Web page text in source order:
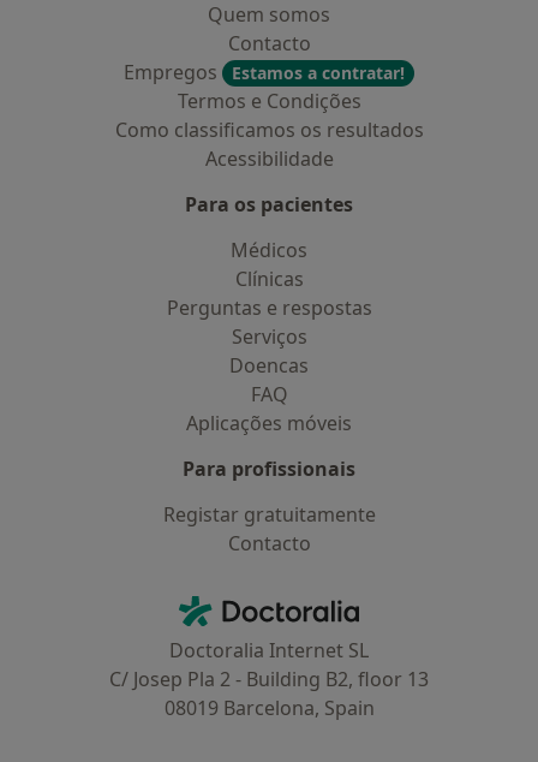
Quem somos
Contacto
Empregos
Estamos a contratar!
Termos e Condições
Como classificamos os resultados
Acessibilidade
Para os pacientes
Médicos
Clínicas
Perguntas e respostas
Serviços
Doencas
FAQ
Aplicações móveis
Para profissionais
Registar gratuitamente
Contacto
Doctoralia - Homepage
Doctoralia Internet SL
C/ Josep Pla 2 - Building B2, floor 13
08019 Barcelona, Spain